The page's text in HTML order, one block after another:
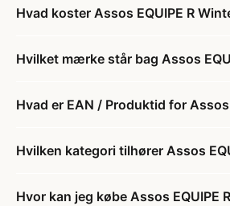
Hvad koster Assos EQUIPE R
Hvilket mærke står bag Assos
Hvad er EAN / Produktid for
Hvilken kategori tilhører Assos
Hvor kan jeg købe Assos EQUIPE